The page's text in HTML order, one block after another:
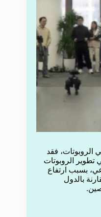
الروبوتات، فقد
تطوير الروبوتات
بسبب ارتفاع
بالدول